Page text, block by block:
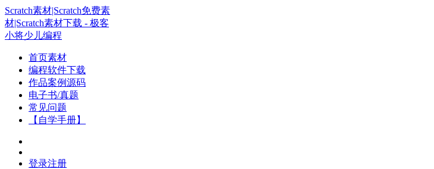
Scratch素材|Scratch免费素
材|Scratch素材下载 - 极客
小将少儿编程
首页素材
编程软件下载
作品案例源码
电子书/真题
常见问题
【自学手册】
登录注册